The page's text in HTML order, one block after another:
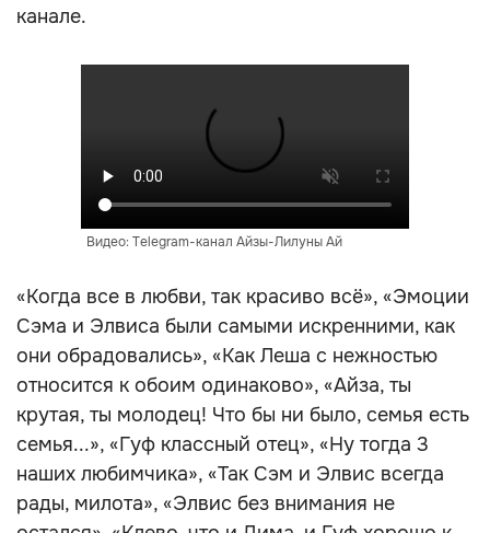
канале.
Видео: Telegram-канал Айзы-Лилуны Ай
«Когда все в любви, так красиво всё», «Эмоции
Сэма и Элвиса были самыми искренними, как
они обрадовались», «Как Леша с нежностью
относится к обоим одинаково», «Айза, ты
крутая, ты молодец! Что бы ни было, семья есть
семья...», «Гуф классный отец», «Ну тогда 3
наших любимчика», «Так Сэм и Элвис всегда
рады, милота», «Элвис без внимания не